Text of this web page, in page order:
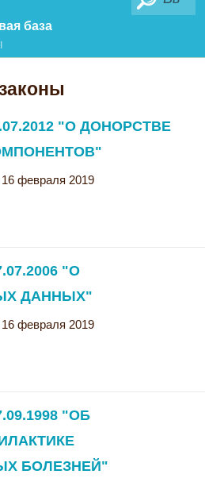
база
"О ДОНОРСТВЕ
16 февраля 2019
"О
ДАННЫХ"
16 февраля 2019
"ОБ
БОЛЕЗНЕЙ"